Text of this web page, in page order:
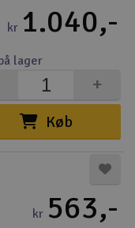
kr 1.040,-
Køb
+
lager
kr 563,-